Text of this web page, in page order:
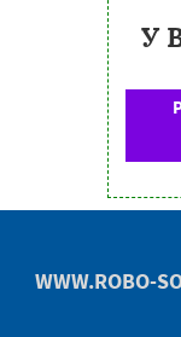
У
WWW.ROBO-